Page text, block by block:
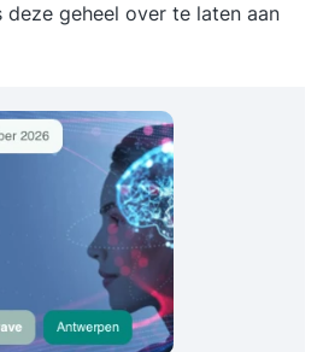
deze geheel over te laten aan